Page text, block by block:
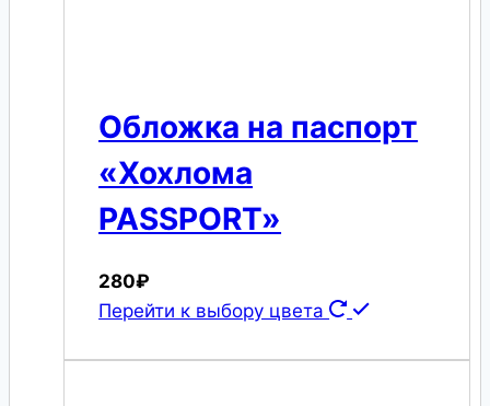
Обложка на паспорт
«Хохлома
PASSPORT»
280₽
Перейти к выбору цвета